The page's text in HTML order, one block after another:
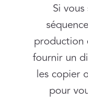
Si
production
fournir un
les copier
pour